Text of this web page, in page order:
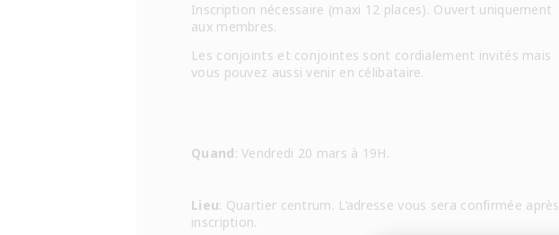
Inscription nécessaire (maxi 12 places). Ouvert uniquement
aux membres.
Les conjoints et conjointes sont cordialement invités mais
vous pouvez aussi venir en célibataire.
Quand: Vendredi 20 mars à 19H.
Lieu: Quartier centrum. L’adresse vous sera confirmée après
inscription.